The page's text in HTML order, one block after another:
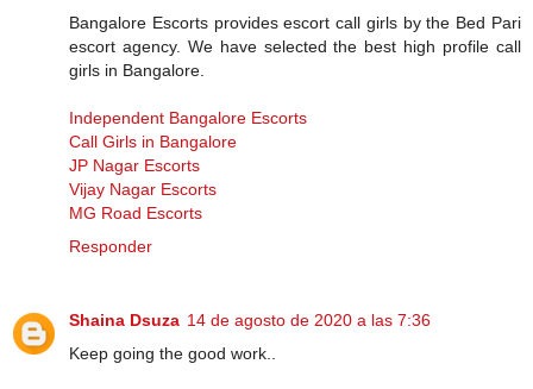
Bangalore Escorts provides escort call girls by the Bed Pari
escort agency. We have selected the best high profile call
girls in Bangalore.
Independent Bangalore Escorts
Call Girls in Bangalore
JP Nagar Escorts
Vijay Nagar Escorts
MG Road Escorts
Responder
Shaina Dsuza 14 de agosto de 2020 a las 7:36
Keep going the good work..